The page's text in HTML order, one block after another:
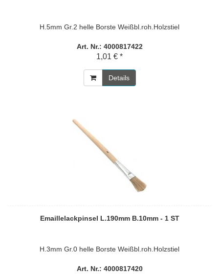
H.5mm Gr.2 helle Borste Weißbl.roh.Holzstiel
Art. Nr.: 4000817422
1,01 € *
Details
Emaillelackpinsel L.190mm B.10mm - 1 ST
H.3mm Gr.0 helle Borste Weißbl.roh.Holzstiel
Art. Nr.: 4000817420